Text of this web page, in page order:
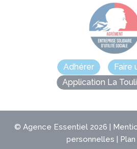
Adhérer
Faire
Application La
© Agence Essentiel 2026 |
personnelles |